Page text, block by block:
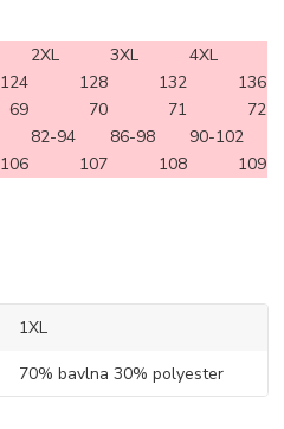
2XL 3XL
4XL
124 128 132
136
69 70 71
72
82-94 86-98
90-102
106 107 108 109
1XL
70% bavlna 30% polyester